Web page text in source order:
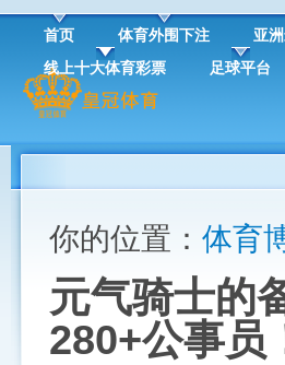
首页 体育外围下注 亚
线上十大体育彩票 足球平台
你的位置： 体育
元气骑士的
280+公事